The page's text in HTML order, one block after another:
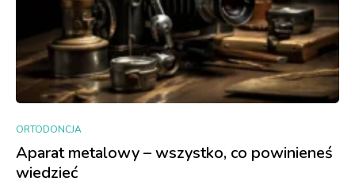
ORTODONCJA
Aparat metalowy – wszystko, co powinieneś
wiedzieć